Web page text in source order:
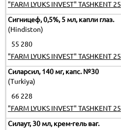
"FARM LYUKS INVEST" TASHKENT 25
Сигницеф, 0,5%, 5 мл, капли глаз.
(Hindiston)
55 280
"FARM LYUKS INVEST" TASHKENT 25
Силарсил, 140 мг, капс. №30
(Turkiya)
66 228
"FARM LYUKS INVEST" TASHKENT 25
Силаут, 30 мл, крем-гель ваг.